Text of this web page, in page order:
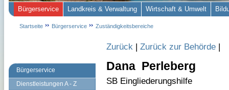
Bürgerservice
Dienstleistungen A - Z
Zurück | Zurück zur Behörde |
Dana Perleberg
SB Eingliederungshilfe
Bürgerservice Landkreis & Verwaltung Wirtschaft & Umwelt
Startseite Bürgerservice Zuständigkeitsbereiche